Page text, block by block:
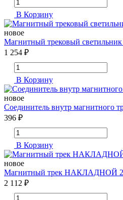
В Корзину
новое
Магнитный трековый
1 254 ₽
В Корзину
новое
Соединитель внутр магнитного
396 ₽
В Корзину
новое
Магнитный трек НАКЛАДНОЙ
2 112 ₽